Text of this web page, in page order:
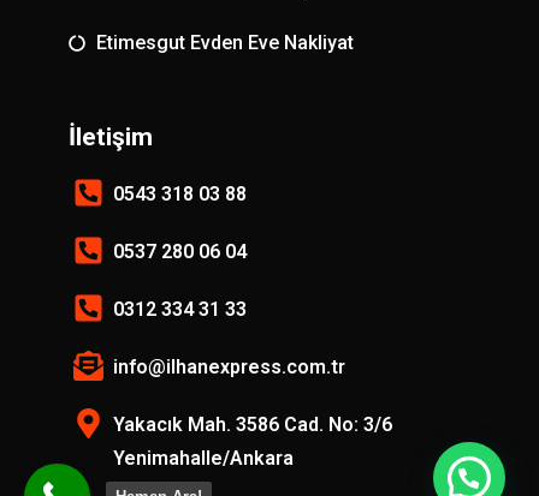
Etimesgut Evden Eve Nakliyat
İletişim
0543 318 03 88
0537 280 06 04
0312 334 31 33
info@ilhanexpress.com.tr
Yakacık Mah. 3586 Cad. No: 3/6
Yenimahalle/Ankara